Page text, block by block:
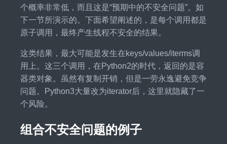
个概率非常低，而且这是“预期中的不安全问题”。如
下一节所演示的。下面希望阐述的，是每个调用都是
原子调用，最终产生线程不安全的结果。
这类结果，最大可能是发生在keys/values/iterms调
用上。这三个调用，在Python2的时代，返回的是容
器类对象。虽然有复制开销，但是一劳永逸避免竞争
问题。Python3大量改为iterator后，这里就隐藏了一
个风险。
组合不安全问题的例子